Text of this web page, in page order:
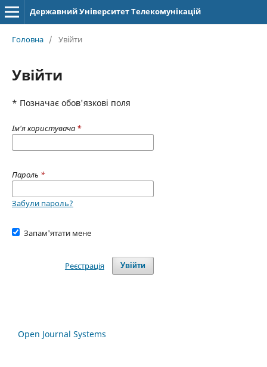
Державний Університет Телекомунікацій
Головна / Увійти
Увійти
* Позначає обов'язкові поля
Ім'я користувача *
Пароль *
Забули пароль?
Запам'ятати мене
Увійти
Реєстрація
Open Journal Systems